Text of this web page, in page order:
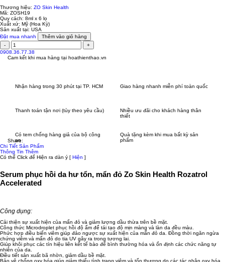
Thương hiệu: ZO Skin Health
Mã: ZOSH19
Quy cách: 8ml x 6 lọ
Xuất xứ: Mỹ (Hoa Kỳ)
Sản xuất tại: USA
Đặt mua nhanh
Thêm vào giỏ hàng
0908.36.77.38
Cam kết khi mua hàng tại hoathienthao.vn
Nhận hàng trong 30 phút tại TP. HCM Giao hàng nhanh miễn phí toàn quốc
Thanh toán tận nơi (tùy theo yêu cầu)
Nhiều ưu đãi cho khách hàng thân
thiết
Có tem chống hàng giả của bộ công
an
Quà tặng kèm khi mua bất kỳ sản
phẩm
Share:
Chi Tiết Sản Phẩm
Thông Tin Thêm
Có thể Click để Hiện ra dàn ý [ Hiện ]
Serum phục hồi da hư tổn, mẩn đỏ Zo Skin Health Rozatrol
Accelerated
Công dụng:
Cải thiện sự xuất hiện của mẩn đỏ và giảm lượng dầu thừa trên bề mặt.
Công thức Microdroplet phục hồi độ ẩm để tái tạo độ mịn màng và làn da đều màu.
Phức hợp điều biến viêm giúp đảo ngược sự xuất hiện của mẩn đỏ da. Đồng thời ngăn ngừa
chứng viêm và mẩn đỏ do tia UV gây ra trong tương lai.
Giúp khôi phục các tín hiệu liên kết tế bào để bình thường hóa và ổn định các chức năng tự
nhiên của da.
Điều tiết sản xuất bã nhờn, giảm dầu bề mặt.
Bảo vệ chống oxy hóa giúp giảm thiểu tình trạng viêm và tổn thương do các tác nhân oxy hóa